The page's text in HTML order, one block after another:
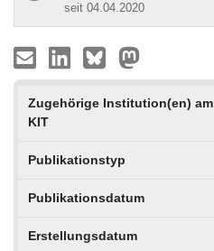
seit 04.04.2020
Zugehörige Institution(en) am
KIT
Publikationstyp
Publikationsdatum
Erstellungsdatum